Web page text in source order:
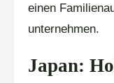
einen
unternehmen.
Japan: